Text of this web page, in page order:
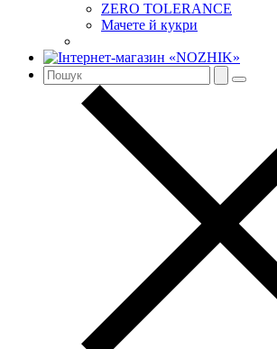
ZERO TOLERANCE
Мачете й кукри